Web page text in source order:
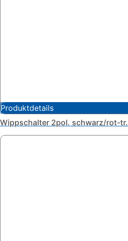
Produktdetails
Wippschalter 2pol. schwarz/rot-tr.